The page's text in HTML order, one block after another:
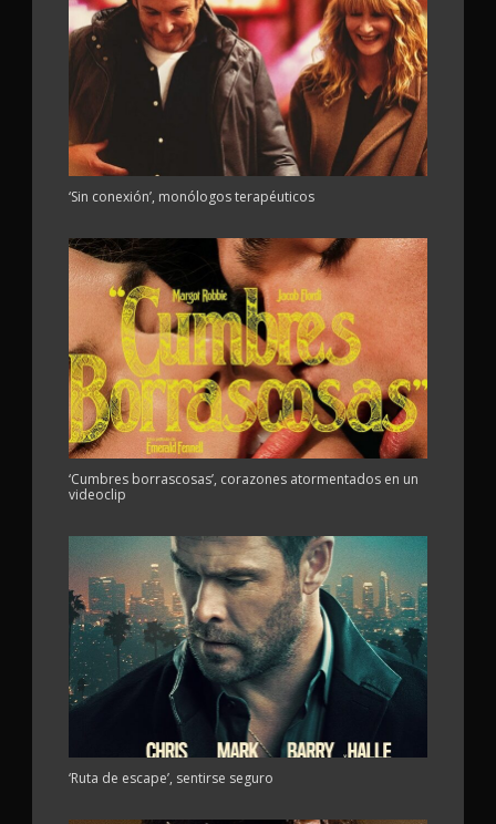
‘Sin conexión’, monólogos terapéuticos
‘Cumbres borrascosas’, corazones atormentados en un
videoclip
‘Ruta de escape’, sentirse seguro